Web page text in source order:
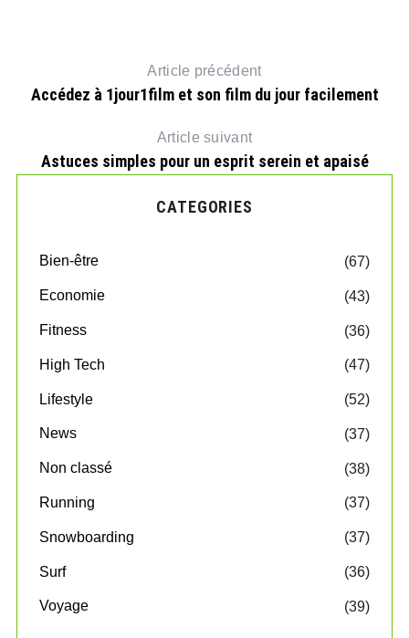
Article précédent
Accédez à 1jour1film et son film du jour facilement
Article suivant
Astuces simples pour un esprit serein et apaisé
CATEGORIES
Bien-être (67)
Economie (43)
Fitness (36)
High Tech (47)
Lifestyle (52)
News (37)
Non classé (38)
Running (37)
Snowboarding (37)
Surf (36)
Voyage (39)